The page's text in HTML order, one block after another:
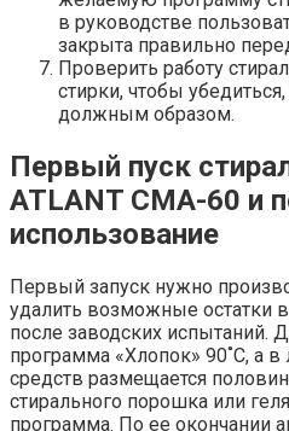
в руководстве
закрыта правильно
Проверить работу
стирки, чтобы
должным образом.
Первый пуск
ATLANT СМА-60 и
использование
Первый запуск нужно
удалить возможные остатки
после заводских испытаний.
программа «Хлопок» 90˚С, а
средств размещается
стирального порошка или
программа. По ее окончании